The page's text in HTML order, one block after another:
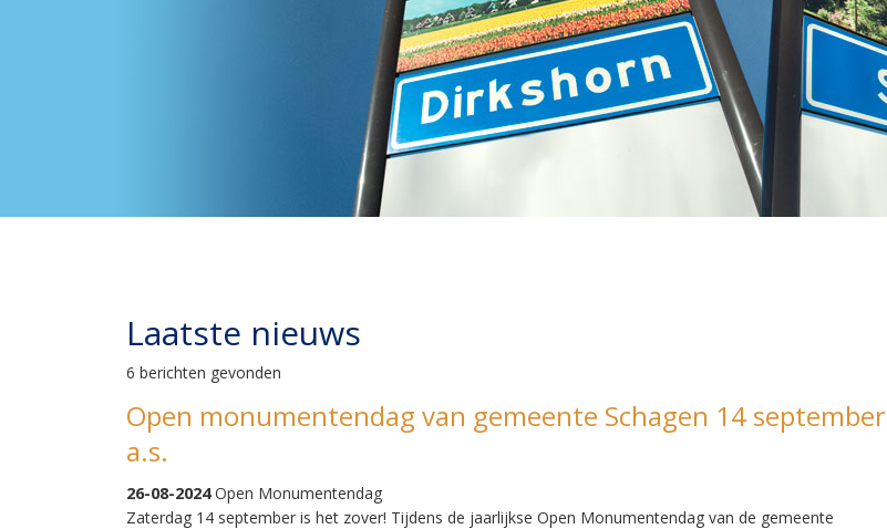
Laatste nieuws
6 berichten gevonden
Open monumentendag van gemeente Schagen 14 september
a.s.
26-08-2024Open Monumentendag
Zaterdag 14 september is het zover! Tijdens de jaarlijkse Open Monumentendag van de gemeente